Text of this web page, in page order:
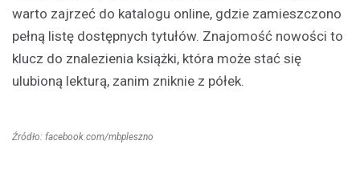
warto zajrzeć do katalogu online, gdzie zamieszczono
pełną listę dostępnych tytułów. Znajomość nowości to
klucz do znalezienia książki, która może stać się
ulubioną lekturą, zanim zniknie z półek.
Źródło: facebook.com/mbpleszno